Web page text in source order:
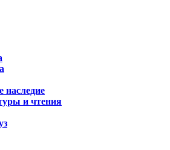
наследие
и чтения